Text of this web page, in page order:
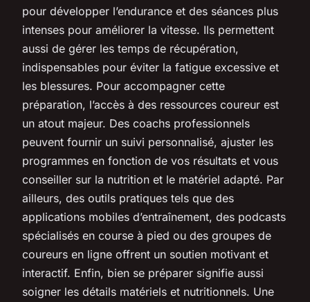
pour développer l’endurance et des séances plus
intenses pour améliorer la vitesse. Ils permettent
aussi de gérer les temps de récupération,
indispensables pour éviter la fatigue excessive et
les blessures. Pour accompagner cette
préparation, l’accès à des ressources coureur est
un atout majeur. Des coachs professionnels
peuvent fournir un suivi personnalisé, ajuster les
programmes en fonction de vos résultats et vous
conseiller sur la nutrition et le matériel adapté. Par
ailleurs, des outils pratiques tels que des
applications mobiles d’entraînement, des podcasts
spécialisés en course à pied ou des groupes de
coureurs en ligne offrent un soutien motivant et
interactif. Enfin, bien se préparer signifie aussi
soigner les détails matériels et nutritionnels. Une